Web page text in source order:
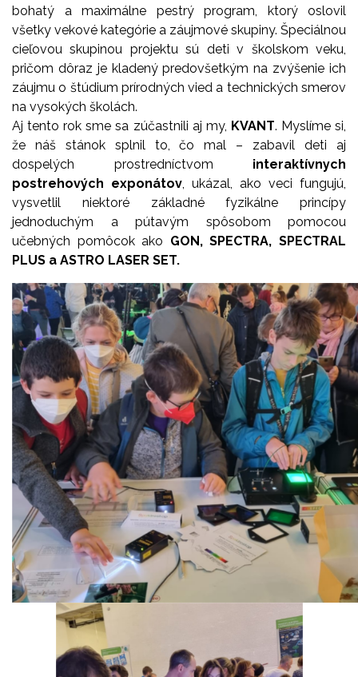
bohatý a maximálne pestrý program, ktorý oslovil
všetky vekové kategórie a záujmové skupiny. Špeciálnou
cieľovou skupinou projektu sú deti v školskom veku,
pričom dôraz je kladený predovšetkým na zvýšenie ich
záujmu o štúdium prírodných vied a technických smerov
na vysokých školách.
Aj tento rok sme sa zúčastnili aj my, KVANT. Myslíme si,
že náš stánok splnil to, čo mal – zabavil deti aj
dospelých prostredníctvom interaktívnych
postrehových exponátov , ukázal, ako veci fungujú,
vysvetlil niektoré základné fyzikálne princípy
jednoduchým a pútavým spôsobom pomocou
učebných pomôcok ako GON, SPECTRA, SPECTRAL
PLUS a ASTRO LASER SET.